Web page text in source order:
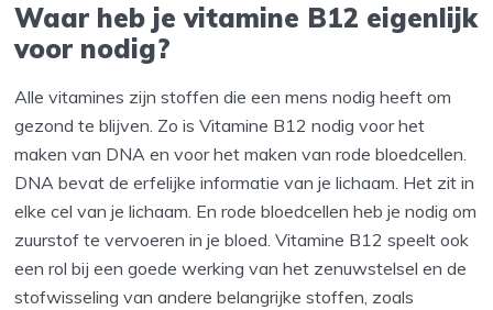
Waar heb je vitamine B12 eigenlijk
voor nodig?
Alle vitamines zijn stoffen die een mens nodig heeft om
gezond te blijven. Zo is Vitamine B12 nodig voor het
maken van DNA en voor het maken van rode bloedcellen.
DNA bevat de erfelijke informatie van je lichaam. Het zit in
elke cel van je lichaam. En rode bloedcellen heb je nodig om
zuurstof te vervoeren in je bloed. Vitamine B12 speelt ook
een rol bij een goede werking van het zenuwstelsel en de
stofwisseling van andere belangrijke stoffen, zoals